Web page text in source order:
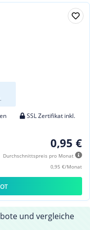
SSL Zertifikat inkl.
0,95 €
Durchschnittspreis pro Monat
0,95 €/Monat
und vergleiche